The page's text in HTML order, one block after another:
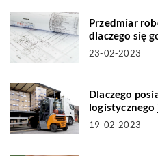
Przedmiar
dlaczego się
23-02-2023
Dlaczego
logistycznego
19-02-2023